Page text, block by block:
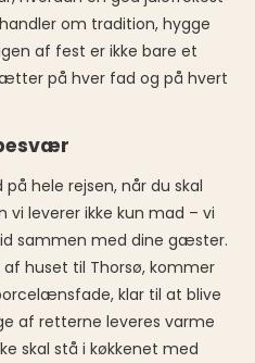
om tradition, hygge
af fest er ikke bare et
på hver fad og på hvert
hele rejsen, når du skal
vi leverer ikke kun mad – vi
sammen med dine gæster.
huset til Thorsø, kommer
klar til at blive
af retterne leveres varme
skal stå i køkkenet med